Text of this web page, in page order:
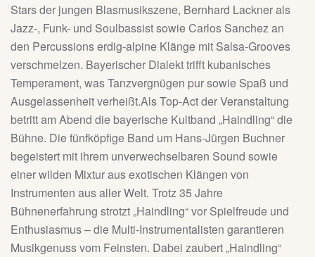
Stars der jungen Blasmusikszene, Bernhard Lackner als
Jazz-, Funk- und Soulbassist sowie Carlos Sanchez an
den Percussions erdig-alpine Klänge mit Salsa-Grooves
verschmelzen. Bayerischer Dialekt trifft kubanisches
Temperament, was Tanzvergnügen pur sowie Spaß und
Ausgelassenheit verheißt.Als Top-Act der Veranstaltung
betritt am Abend die bayerische Kultband „Haindling“ die
Bühne. Die fünfköpfige Band um Hans-Jürgen Buchner
begeistert mit ihrem unverwechselbaren Sound sowie
einer wilden Mixtur aus exotischen Klängen von
Instrumenten aus aller Welt. Trotz 35 Jahre
Bühnenerfahrung strotzt „Haindling“ vor Spielfreude und
Enthusiasmus – die Multi-Instrumentalisten garantieren
Musikgenuss vom Feinsten. Dabei zaubert „Haindling“